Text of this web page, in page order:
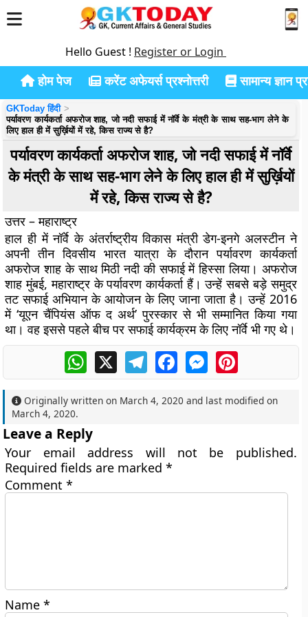
Hello Guest ! Register or Login
होम पेज करेंट अफेयर्स प्रश्नोत्तरी सामान्य ज्ञान
GKToday हिंदी
पर्यावरण कार्यकर्ता अफरोज शाह, जो नदी सफाई में नॉर्वे के मंत्री के साथ सह-भाग लेने के
लिए हाल ही में सुर्ख़ियों में रहे, किस राज्य से है?
पर्यावरण कार्यकर्ता अफरोज शाह, जो नदी सफाई में नॉर्वे
के मंत्री के साथ सह-भाग लेने के लिए हाल ही में सुर्ख़ियों
में रहे, किस राज्य से है?
उत्तर – महाराष्ट्र
हाल ही में नॉर्वे के अंतर्राष्ट्रीय विकास मंत्री डेग-इनगे अलस्टीन ने
अपनी तीन दिवसीय भारत यात्रा के दौरान पर्यावरण कार्यकर्ता
अफरोज शाह के साथ मिठी नदी की सफाई में हिस्सा लिया। अफरोज
शाह मुंबई, महाराष्ट्र के पर्यावरण कार्यकर्ता हैं। उन्हें सबसे बड़े समुद्र
तट सफाई अभियान के आयोजन के लिए जाना जाता है। उन्हें 2016
में ‘यूएन चैंपियंस ऑफ द अर्थ’ पुरस्कार से भी सम्मानित किया गया
था। वह इससे पहले बीच पर सफाई कार्यक्रम के लिए नॉर्वे भी गए थे।
WhatsApp
X TelegramFacebookMessengerPinterest
Originally written on March 4, 2020 and last modified on
March 4, 2020.
Leave a Reply
Your email address will not be published.
Required fields are marked*
Comment*
Name*